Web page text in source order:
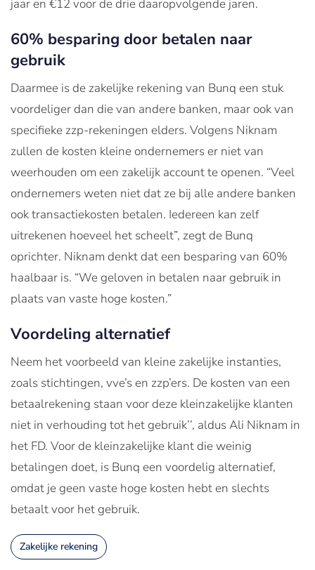
jaar en €12 voor de drie daaropvolgende jaren.
60% besparing door betalen naar
gebruik
Daarmee is de zakelijke rekening van Bunq een stuk
voordeliger dan die van andere banken, maar ook van
specifieke zzp-rekeningen elders. Volgens Niknam
zullen de kosten kleine ondernemers er niet van
weerhouden om een zakelijk account te openen. “Veel
ondernemers weten niet dat ze bij alle andere banken
ook transactiekosten betalen. Iedereen kan zelf
uitrekenen hoeveel het scheelt”, zegt de Bunq
oprichter. Niknam denkt dat een besparing van 60%
haalbaar is. “We geloven in betalen naar gebruik in
plaats van vaste hoge kosten.”
Voordeling alternatief
Neem het voorbeeld van kleine zakelijke instanties,
zoals stichtingen, vve’s en zzp’ers. De kosten van een
betaalrekening staan voor deze kleinzakelijke klanten
niet in verhouding tot het gebruik’’, aldus Ali Niknam in
het FD. Voor de kleinzakelijke klant die weinig
betalingen doet, is Bunq een voordelig alternatief,
omdat je geen vaste hoge kosten hebt en slechts
betaalt voor het gebruik.
Zakelijke rekening